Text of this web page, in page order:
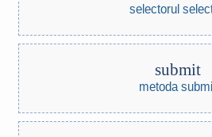
selectorul
submit
metoda